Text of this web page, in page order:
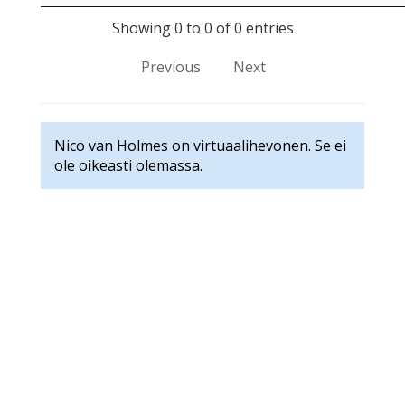
Showing 0 to 0 of 0 entries
Previous
Next
Nico van Holmes on virtuaalihevonen. Se ei
ole oikeasti olemassa.